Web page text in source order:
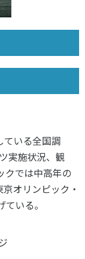
アクセス
ている全国調
実施状況、観
クでは中高年の
オリンピック・
いる。